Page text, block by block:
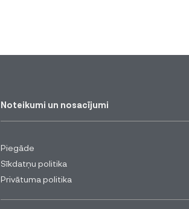
Noteikumi un nosacījumi
Piegāde
Sīkdatņu politika
Privātuma politika